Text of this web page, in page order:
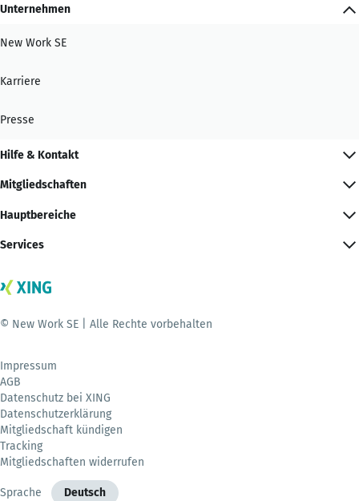
Unternehmen
New Work SE
Karriere
Presse
Hilfe & Kontakt
Mitgliedschaften
Hauptbereiche
Services
© New Work SE | Alle Rechte vorbehalten
Impressum
AGB
Datenschutz bei XING
Datenschutzerklärung
Mitgliedschaft kündigen
Tracking
Mitgliedschaften widerrufen
Sprache Deutsch